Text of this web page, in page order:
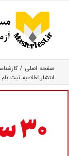
content
صفحه اصلی
انتشار اطلاعیه ثبت